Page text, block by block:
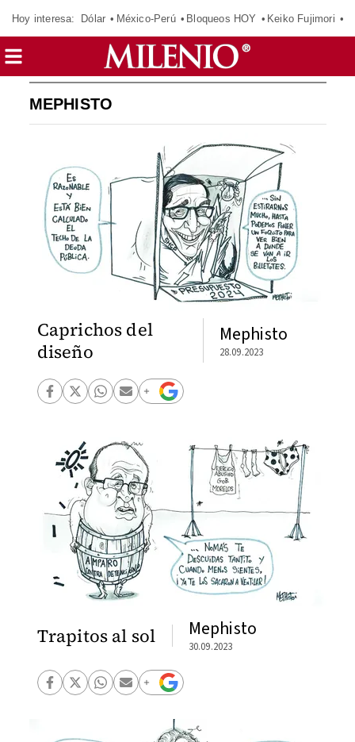
Hoy interesa: Dólar México-Perú Bloqueos HOY Keiko Fujimori
MEPHISTO
Caprichos del
diseño
Mephisto
28.09.2023
Trapitos al sol Mephisto
30.09.2023